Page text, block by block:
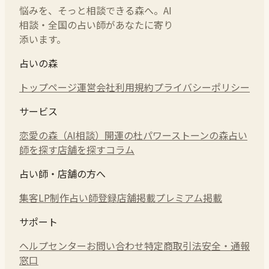
悩みを、そっと相談できる森へ。AI
相談・全国の占い師があなたに寄り
添います。
占いの森
トップページ運営会社利用規約プライバシーポリシー
サービス
恋愛の森（AI相談） 開運の杜パワーストーンの森占い
師を探す店舗を探すコラム
占い師・店舗の方へ
集客LP制作占い師登録店舗掲載プレミアム掲載
サポート
ヘルプセンターお問い合わせ特定商取引法安全・通報
窓口